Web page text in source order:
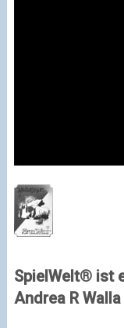
SpielWelt® ist
Andrea R Walla